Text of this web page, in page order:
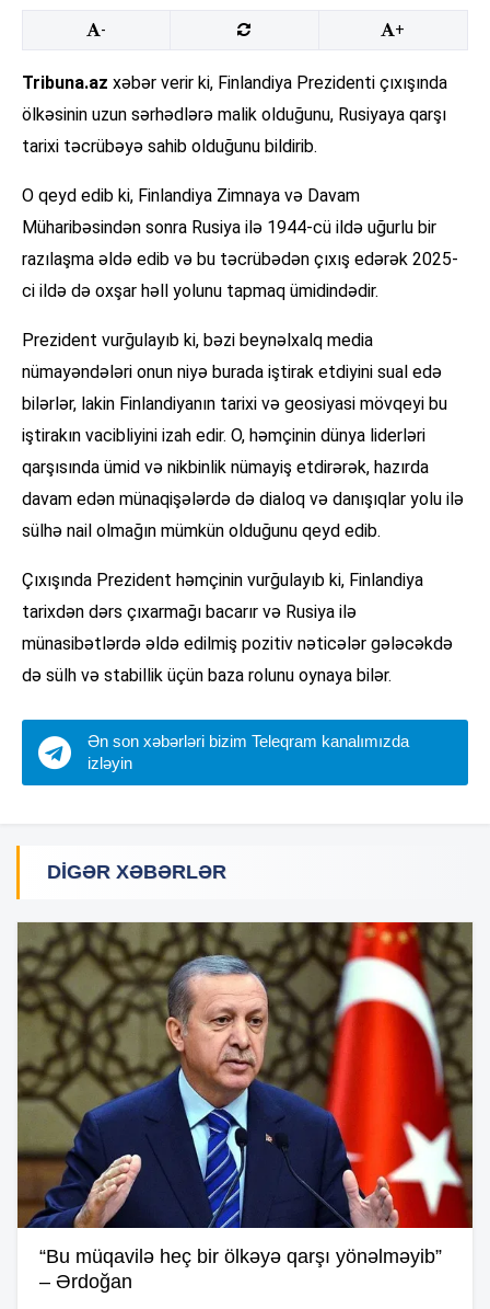
- +
Tribuna.az xəbər verir ki, Finlandiya Prezidenti çıxışında
ölkəsinin uzun sərhədlərə malik olduğunu, Rusiyaya qarşı
tarixi təcrübəyə sahib olduğunu bildirib.
O qeyd edib ki, Finlandiya Zimnaya və Davam
Müharibəsindən sonra Rusiya ilə 1944-cü ildə uğurlu bir
razılaşma əldə edib və bu təcrübədən çıxış edərək 2025-
ci ildə də oxşar həll yolunu tapmaq ümidindədir.
Prezident vurğulayıb ki, bəzi beynəlxalq media
nümayəndələri onun niyə burada iştirak etdiyini sual edə
bilərlər, lakin Finlandiyanın tarixi və geosiyasi mövqeyi bu
iştirakın vacibliyini izah edir. O, həmçinin dünya liderləri
qarşısında ümid və nikbinlik nümayiş etdirərək, hazırda
davam edən münaqişələrdə də dialoq və danışıqlar yolu ilə
sülhə nail olmağın mümkün olduğunu qeyd edib.
Çıxışında Prezident həmçinin vurğulayıb ki, Finlandiya
tarixdən dərs çıxarmağı bacarır və Rusiya ilə
münasibətlərdə əldə edilmiş pozitiv nəticələr gələcəkdə
də sülh və stabillik üçün baza rolunu oynaya bilər.
Ən son xəbərləri bizim Teleqram kanalımızda
izləyin
DIGƏR XƏBƏRLƏR
“Bu müqavilə heç bir ölkəyə qarşı yönəlməyib”
– Ərdoğan